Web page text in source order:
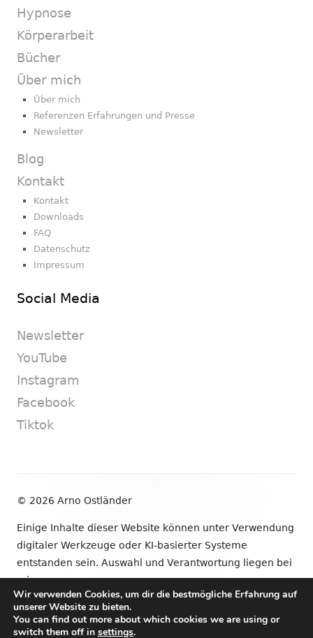
Hypnose
Körperarbeit
Bücher
Über mich
Über mich
Referenzen Erfahrungen und Presse
Newsletter
Blog
Kontakt
Kontakt
Downloads
FAQ
Datenschutz
Impressum
Social Media
Newsletter
YouTube
Instagram
Facebook
Tiktok
© 2026 Arno Ostländer
Einige Inhalte dieser Website können unter Verwendung
digitaler Werkzeuge oder KI-basierter Systeme
entstanden sein. Auswahl und Verantwortung liegen bei
mir.
•VerwendetTiny Framework
Wir verwenden Cookies, um dir die bestmögliche Erfahrung auf
unserer Website zu bieten.
You can find out more about which cookies we are using or
switch them off in settings.